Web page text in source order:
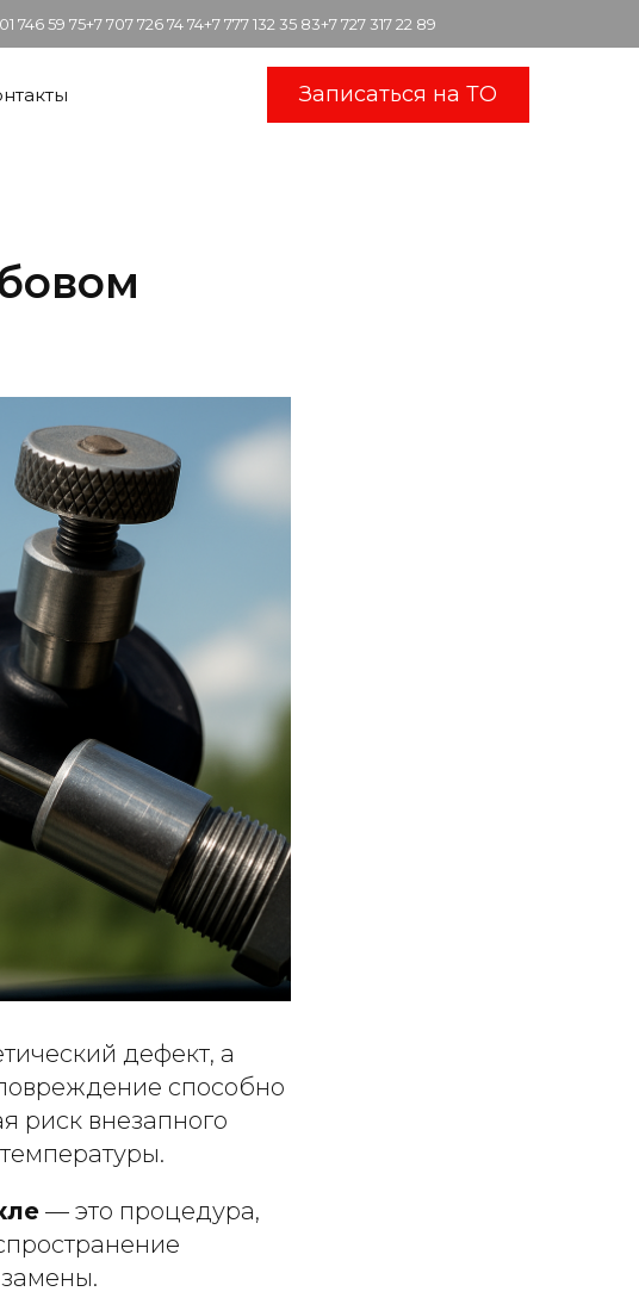
Записаться на ТО
746 59 75+7 707 726 74 74+7 777 132 35 83+7 727 317 22 89
дефект, а
способно
риск внезапного
— это процедура,